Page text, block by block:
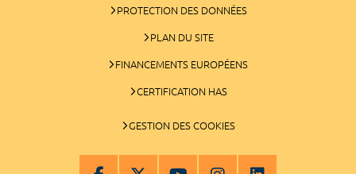
PROTECTION DES DONNÉES
PLAN DU SITE
FINANCEMENTS EUROPÉENS
CERTIFICATION HAS
GESTION DES COOKIES